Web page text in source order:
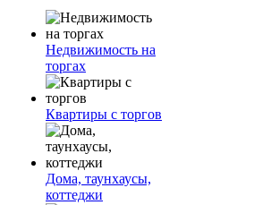
Недвижимость на
торгах
Квартиры с торгов
Дома, таунхаусы,
коттеджи